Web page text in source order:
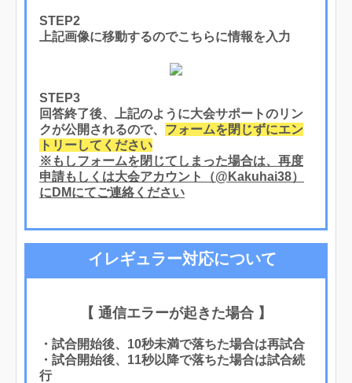
STEP2
上記画像に移動するのでこちらに情報を入力
STEP3
回答終了後、上記のように大会サポートのリン
クが公開されるので、 フォームを閉じずにエン
トリーしてください
※もしフォームを閉じてしまった場合は、再度
申請もしくは大会アカウント（@Kakuhai38）
にDMにてご連絡ください
イレギュラー対応について
【 通信エラーが起きた場合 】
・試合開始後、10秒未満で落ちた場合は再試合
・試合開始後、11秒以降で落ちた場合は試合続
行